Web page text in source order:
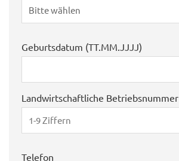
Bitte wählen
Geburtsdatum (TT.MM.JJJJ)
Landwirtschaftliche Betriebsnummer
Telefon